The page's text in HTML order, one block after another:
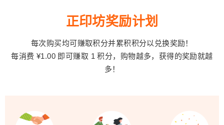
正印坊奖励计划
每次购买均可赚取积分并累积积分以兑换奖励！
每消费 ¥1.00 即可赚取 1 积分，购物越多，获得的奖励就越
多！